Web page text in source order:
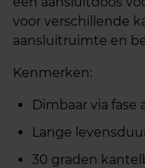
voor verschillende
aansluitruimte en
Kenmerken:
Dimbaar via fase
Lange
30 graden